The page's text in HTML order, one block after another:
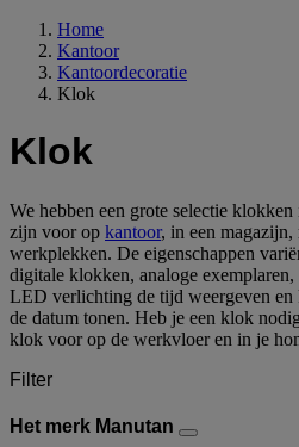
Home
Kantoor
Kantoordecoratie
Klok
Klok
We hebben een grote selectie
zijn voor op kantoor, in een magazijn,
werkplekken. De eigenschappen
digitale klokken, analoge
LED verlichting de tijd weergeven
de datum tonen. Heb je een klok
klok voor op de werkvloer en in je
Filter
Het merk Manutan